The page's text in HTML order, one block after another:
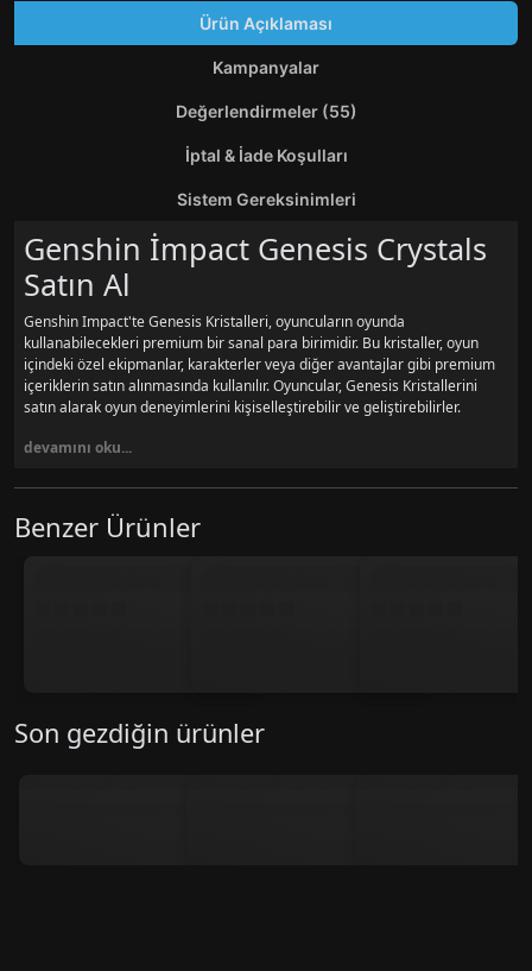
Ürün Açıklaması
Kampanyalar
Değerlendirmeler (55)
İptal & İade Koşulları
Sistem Gereksinimleri
Genshin İmpact Genesis Crystals
Satın Al
Genshin Impact'te Genesis Kristalleri, oyuncuların oyunda
kullanabilecekleri premium bir sanal para birimidir. Bu kristaller, oyun
içindeki özel ekipmanlar, karakterler veya diğer avantajlar gibi premium
içeriklerin satın alınmasında kullanılır. Oyuncular, Genesis Kristallerini
satın alarak oyun deneyimlerini kişiselleştirebilir ve geliştirebilirler.
devamını oku...
Benzer Ürünler
Son gezdiğin ürünler